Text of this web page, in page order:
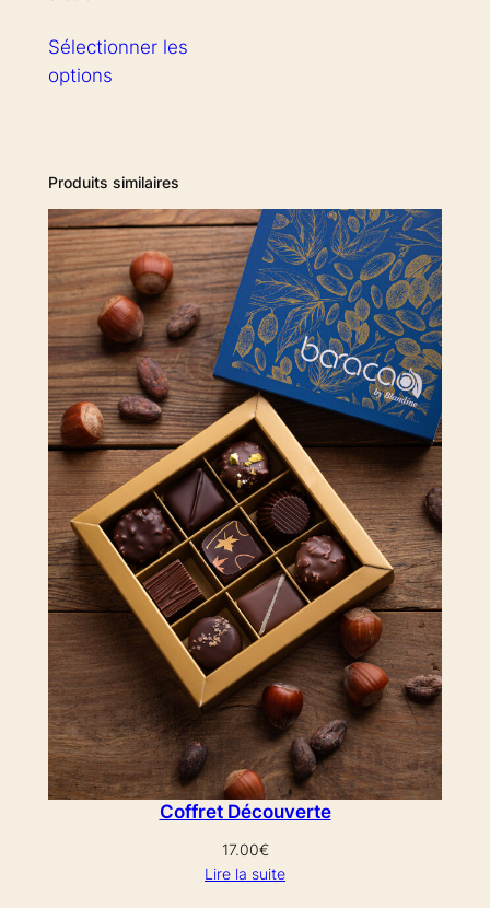
Sélectionner les
options
Produits similaires
Coffret Découverte
17.00€
Lire la suite